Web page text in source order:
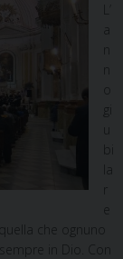
L’
a
n
n
gi
u
bi
la
r
che ognuno
in Dio. Con